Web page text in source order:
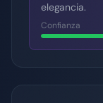
elegancia.
Confianza